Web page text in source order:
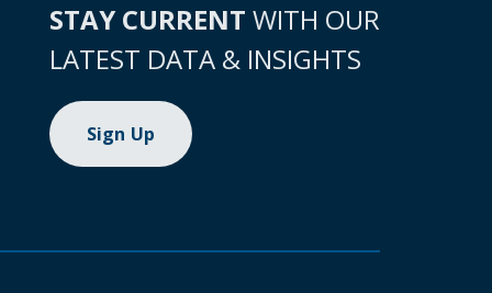
STAY CURRENT WITH OUR
LATEST DATA & INSIGHTS
Sign Up